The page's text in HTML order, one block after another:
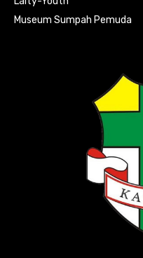
Museum Sumpah Pemuda